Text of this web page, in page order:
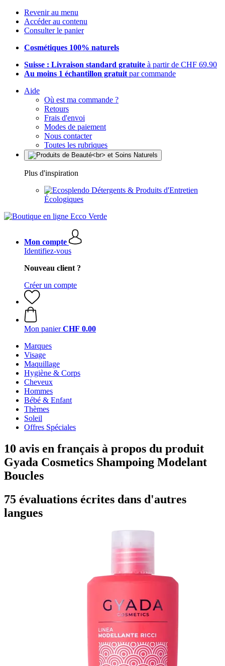
Revenir au menu
Accéder au contenu
Consulter le panier
Cosmétiques 100% naturels
Suisse : Livraison standard gratuite à partir de CHF 69.90
Au moins 1 échantillon gratuit par commande
Aide
Où est ma commande ?
Retours
Frais d'envoi
Modes de paiement
Nous contacter
Toutes les rubriques
Plus d'inspiration
Détergents & Produits d'Entretien
Écologiques
Mon compte
Identifiez-vous
Nouveau client ?
Créer un compte
Mon panier CHF 0.00
Marques
Visage
Maquillage
Hygiène & Corps
Cheveux
Hommes
Bébé & Enfant
Thèmes
Soleil
Offres Spéciales
10 avis en français à propos du produit
Gyada Cosmetics Shampoing Modelant
Boucles
75 évaluations écrites dans d'autres
langues